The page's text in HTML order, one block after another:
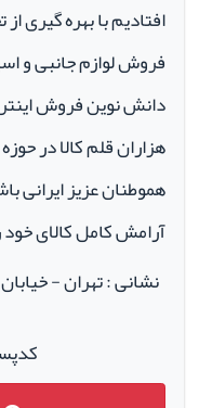
افتادیم با بهره گیری
دانش نوین فروش
هزاران قلم کالا در
هموطنان عزیز ایرانی
آرامش کامل کالای خود
نشانی : تهران -
کدپستی: